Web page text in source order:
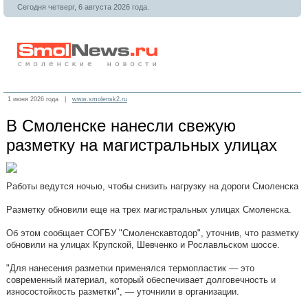
Сегодня четверг, 6 августа 2026 года.
1 июня 2026 года | www.smolensk2.ru
В Смоленске нанесли свежую
разметку на магистральных улицах
Работы ведутся ночью, чтобы снизить нагрузку на дороги Смоленска
Разметку обновили еще на трех магистральных улицах Смоленска.
Об этом сообщает СОГБУ "Смоленскавтодор", уточнив, что разметку
обновили на улицах Крупской, Шевченко и Рославльском шоссе.
"Для нанесения разметки применялся термопластик — это
современный материал, который обеспечивает долговечность и
износостойкость разметки", — уточнили в организации.